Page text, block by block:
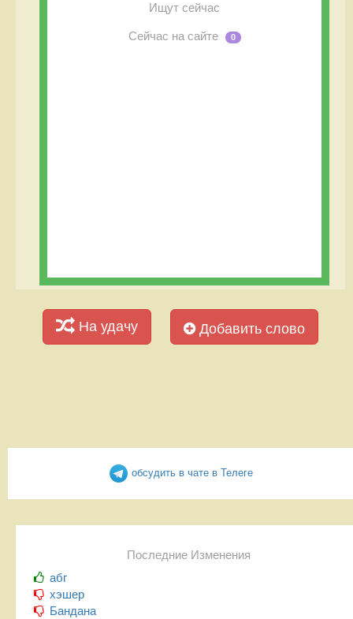
Ищут сейчас
Сейчас на сайте 0
На удачу Добавить слово
обсудить в чате в Телеге
Последние Изменения
абг
хэшер
Бандана